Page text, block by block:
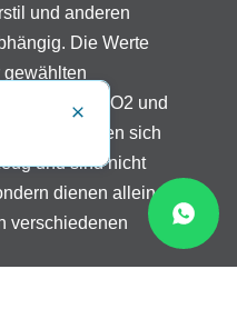
und anderen
Die Werte
der CO2 und
beziehen sich
und sind nicht
dienen allein
verschiedenen
Schließen